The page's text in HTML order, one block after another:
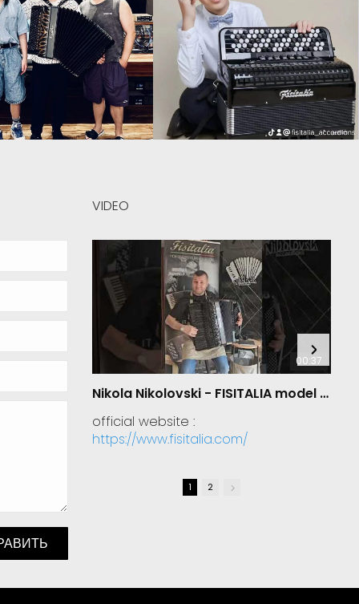
VIDEO
00:37
Nikola Nikolovski - FISITALIA model 41.45-TC Luxury
official website :
https://www.fisitalia.com/
1 2